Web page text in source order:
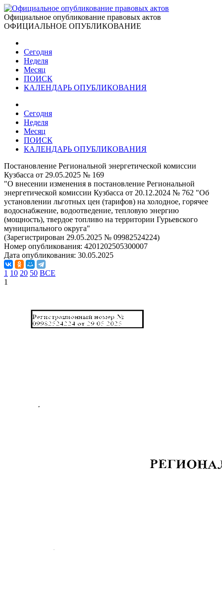
Официальное опубликование правовых актов
ОФИЦИАЛЬНОЕ ОПУБЛИКОВАНИЕ
Сегодня
Неделя
Месяц
ПОИСК
КАЛЕНДАРЬ ОПУБЛИКОВАНИЯ
Сегодня
Неделя
Месяц
ПОИСК
КАЛЕНДАРЬ ОПУБЛИКОВАНИЯ
Постановление Региональной энергетической комиссии
Кузбасса от 29.05.2025 № 169
"О внесении изменения в постановление Региональной
энергетической комиссии Кузбасса от 20.12.2024 № 762 "Об
установлении льготных цен (тарифов) на холодное, горячее
водоснабжение, водоотведение, тепловую энергию
(мощность), твердое топливо на территории Гурьевского
муниципального округа"
(Зарегистрирован 29.05.2025 № 09982524224)
Номер опубликования: 4201202505300007
Дата опубликования: 30.05.2025
1 10 20 50 ВСЕ
1